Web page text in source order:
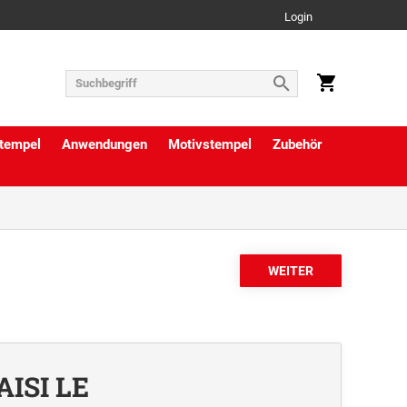
Login
Anwendungen Motivstempel
Zubehör
LE